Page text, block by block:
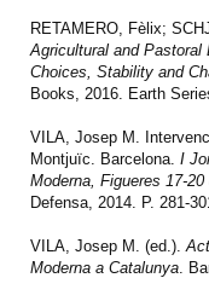
RETAMERO, Fèlix;
Agricultural and
Choices, Stability and
Books, 2016. Earth
VILA, Josep M.
Montjuïc. Barcelona. I
Moderna, Figueres 17-
Defensa, 2014. P. 281-
VILA, Josep M. (ed.).
Moderna a Catalunya.